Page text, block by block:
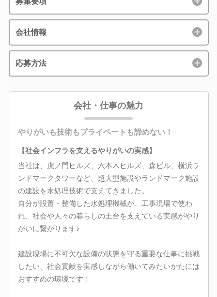
会社情報
応募方法
会社・仕事の魅力
やりがいも技術もプライベートも諦めない！
【社会インフラを支えるやりがいの実感】
当社は、虎ノ門ヒルズ、六本木ヒルズ、森ビル、横浜ラ
ンドマークタワーなど、超大型施設やランドマーク施設
の建設を水処理技術で支えてきました。
自分が設置・整備した水処理機械が、工事現場で使わ
れ、社会や人々の暮らしの土台を支えている実感がやり
がいに繋がります♪
建設現場に不可欠な設備の状態を守る重要な仕事に挑戦
したい、社会貢献を実感しながら働いてみたいかたには
おすすめの環境です！